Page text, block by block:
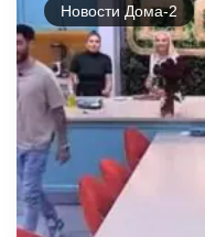
Новости Дома-2